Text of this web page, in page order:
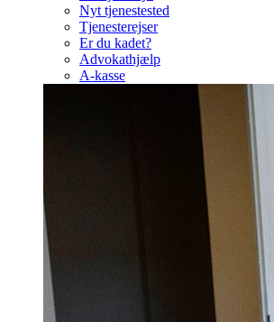
Nyt tjenestested
Tjenesterejser
Er du kadet?
Advokathjælp
A-kasse